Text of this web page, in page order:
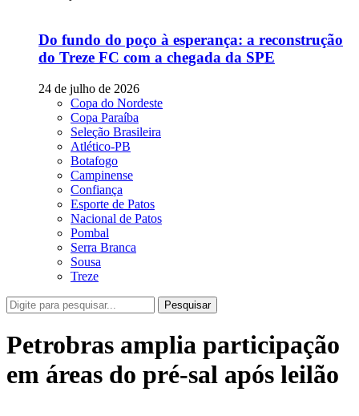
Do fundo do poço à esperança: a reconstrução
do Treze FC com a chegada da SPE
24 de julho de 2026
Copa do Nordeste
Copa Paraíba
Seleção Brasileira
Atlético-PB
Botafogo
Campinense
Confiança
Esporte de Patos
Nacional de Patos
Pombal
Serra Branca
Sousa
Treze
Pesquisar
Petrobras amplia participação
em áreas do pré-sal após leilão